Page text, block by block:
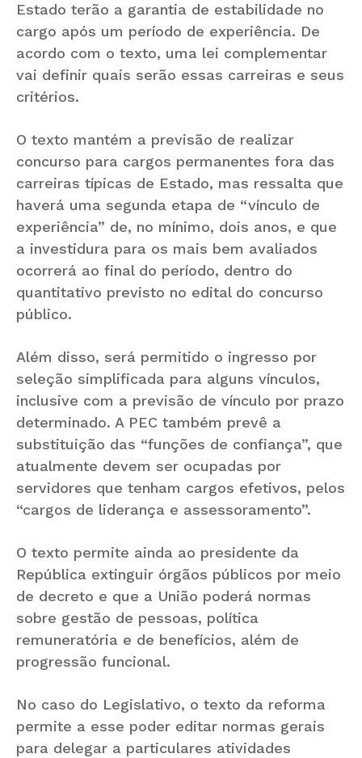
Estado terão a garantia de estabilidade no
cargo após um período de experiência. De
acordo com o texto, uma lei complementar
vai definir quais serão essas carreiras e seus
critérios.
O texto mantém a previsão de realizar
concurso para cargos permanentes fora das
carreiras típicas de Estado, mas ressalta que
haverá uma segunda etapa de “vínculo de
experiência” de, no mínimo, dois anos, e que
a investidura para os mais bem avaliados
ocorrerá ao final do período, dentro do
quantitativo previsto no edital do concurso
público.
Além disso, será permitido o ingresso por
seleção simplificada para alguns vínculos,
inclusive com a previsão de vínculo por prazo
determinado. A PEC também prevê a
substituição das “funções de confiança”, que
atualmente devem ser ocupadas por
servidores que tenham cargos efetivos, pelos
“cargos de liderança e assessoramento”.
O texto permite ainda ao presidente da
República extinguir órgãos públicos por meio
de decreto e que a União poderá normas
sobre gestão de pessoas, política
remuneratória e de benefícios, além de
progressão funcional.
No caso do Legislativo, o texto da reforma
permite a esse poder editar normas gerais
para delegar a particulares atividades